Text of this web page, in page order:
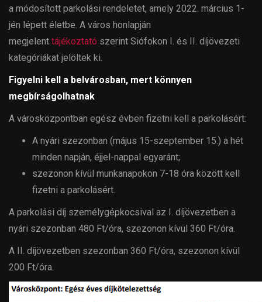
a módosított parkolási rendeletet, amely 2022. március 1-
jén lépett életbe. A város honlapján
megjelent tájékoztató szerint Siófokon I. és II. díjövezeti
kategóriákat jelöltek ki.
Figyelni kell a belvárosban, mert könnyen
megbírságolhatnak
A városközpontban egész évben fizetni kell a parkolásért:
A nyári szezonban (május 15-szeptember 15.) a hét
minden napján, éjjel-nappal egyaránt;
szezonon kívül munkanapokon 7-18 óra között kell
fizetni a parkolásért.
A parkolási díj személygépkocsival az I. díjövezetben a
nyári szezonban 480 Ft/óra, szezonon kívül 360 Ft/óra.
A II. díjövezetben szezonban 360 Ft/óra, szezonon kívül
200 Ft/óra.